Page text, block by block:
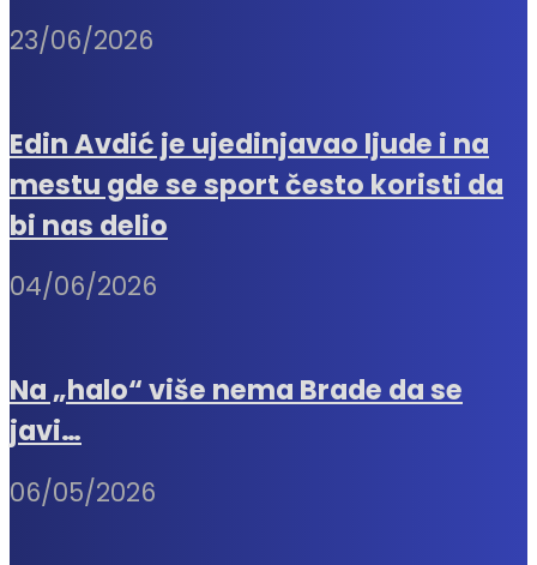
23/06/2026
Edin Avdić je ujedinjavao ljude i na
mestu gde se sport često koristi da
bi nas delio
04/06/2026
Na „halo“ više nema Brade da se
javi…
06/05/2026